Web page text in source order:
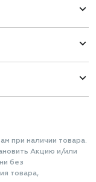
при наличии товара.
Акцию и/или
без
товара,